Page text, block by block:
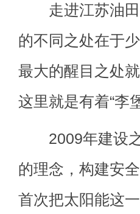
走进江苏油田
的不同之处在于
最大的醒目之处
这里就是有着“李
2009年建设之
的理念，构建安
首次把太阳能这